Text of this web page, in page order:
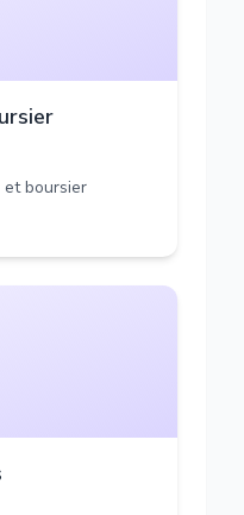
et boursier